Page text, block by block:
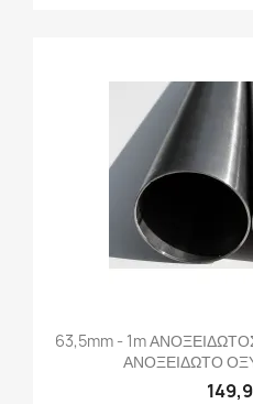
63,5mm - 1m
ΑΝΟΞΕΙΔΩΤΟ